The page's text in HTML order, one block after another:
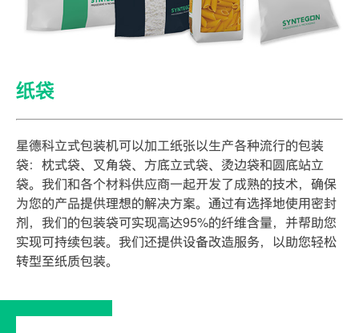
纸袋
星德科立式包装机可以加工纸张以生产各种流行的包装
袋：枕式袋、叉角袋、方底立式袋、烫边袋和圆底站立
袋。我们和各个材料供应商一起开发了成熟的技术，确保
为您的产品提供理想的解决方案。通过有选择地使用密封
剂，我们的包装袋可实现高达95%的纤维含量，并帮助您
实现可持续包装。我们还提供设备改造服务，以助您轻松
转型至纸质包装。